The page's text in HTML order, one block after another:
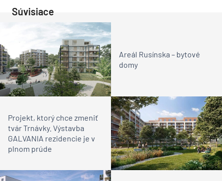
Súvisiace
Areál Rusínska – bytové
domy
Projekt, ktorý chce zmeniť
tvár Trnávky. Výstavba
GALVANIA rezidencie je v
plnom prúde